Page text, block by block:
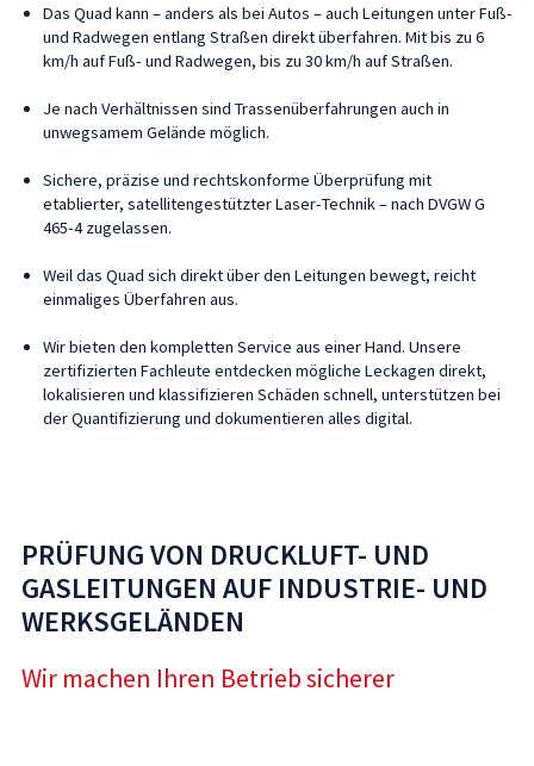
Das Quad kann – anders als bei Autos – auch Leitungen unter Fuß-
und Radwegen entlang Straßen direkt überfahren. Mit bis zu 6
km/h auf Fuß- und Radwegen, bis zu 30 km/h auf Straßen.
Je nach Verhältnissen sind Trassenüberfahrungen auch in
unwegsamem Gelände möglich.
Sichere, präzise und rechtskonforme Überprüfung mit
etablierter, satellitengestützter Laser-Technik – nach DVGW G
465-4 zugelassen.
Weil das Quad sich direkt über den Leitungen bewegt, reicht
einmaliges Überfahren aus.
Wir bieten den kompletten Service aus einer Hand. Unsere
zertifizierten Fachleute entdecken mögliche Leckagen direkt,
lokalisieren und klassifizieren Schäden schnell, unterstützen bei
der Quantifizierung und dokumentieren alles digital.
PRÜFUNG VON DRUCKLUFT- UND
GASLEITUNGEN AUF INDUSTRIE- UND
WERKSGELÄNDEN
Wir machen Ihren Betrieb sicherer